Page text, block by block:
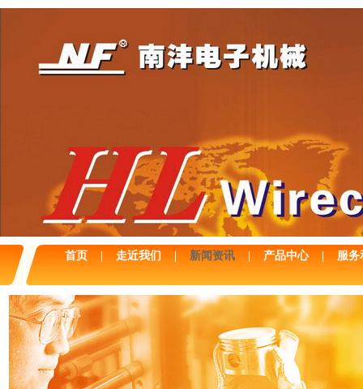
首页 走近我们 新闻资讯 产品中心 服务